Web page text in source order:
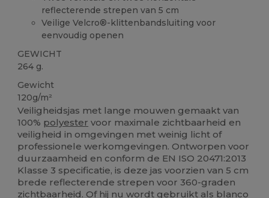
reflecterende strepen van 5 cm
Veilige Velcro®-klittenbandsluiting voor
eenvoudig openen
GEWICHT
264 g.
Gewicht
120g/m²
Veiligheidsjas met lange mouwen gemaakt van
100% polyester voor maximale zichtbaarheid en
veiligheid in omgevingen met weinig licht of
professionele werkomgevingen. Ontworpen voor
duurzaamheid en conform de EN ISO 20471:2013
Klasse 3 specificatie, is deze jas voorzien van 5 cm
brede reflecterende strepen voor 360-graden
zichtbaarheid. Of hij nu wordt gebruikt als blanco